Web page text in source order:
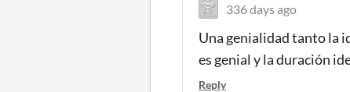
336 days ago
Una genialidad tanto la
es genial y la duración
Reply